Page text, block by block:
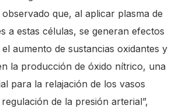
que, al aplicar plasma de
a estas células, se generan efectos
aumento de sustancias oxidantes y
la producción de óxido nítrico, una
para la relajación de los vasos
de la presión arterial”,